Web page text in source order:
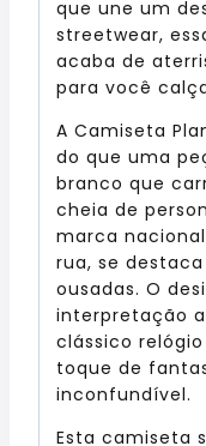
que une um
streetwear,
acaba de
para você
A Camiseta
do que uma
branco que
cheia de
marca
rua, se
ousadas. O
interpretação
clássico
toque de
inconfundível.
Esta camiseta